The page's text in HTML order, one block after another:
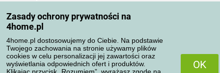
Zasady ochrony prywatności na
4home.pl
4home.pl dostosowujemy do Ciebie. Na podstawie
Twojego zachowania na stronie używamy plików
cookies w celu personalizacji jej zawartości oraz
wyświetlania odpowiednich ofert i produktów.
OK
Zasady przetwarzania recenzji
Sposoby transportu